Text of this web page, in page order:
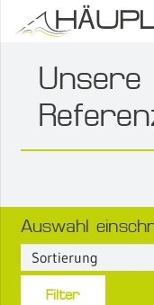
Unsere
Auswahl
Filter